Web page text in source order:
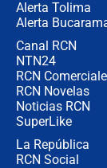
Alerta Tolima
Alerta
Canal RCN
NTN24
RCN
RCN Novelas
Noticias RCN
SuperLike
La República
RCN Social